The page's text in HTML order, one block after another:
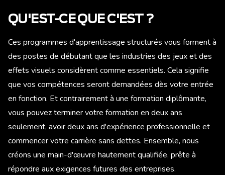
QU'EST-CE QUE C'EST ?
Ces programmes d'apprentissage structurés vous forment à
des postes de débutant que les industries des jeux et des
effets visuels considèrent comme essentiels. Cela signifie
que vos compétences seront demandées dès votre entrée
en fonction. Et contrairement à une formation diplômante,
vous pouvez terminer votre formation en deux ans
seulement, avoir deux ans d'expérience professionnelle et
commencer votre carrière sans dettes. Ensemble, nous
créons une main-d'œuvre hautement qualifiée, prête à
répondre aux exigences futures des entreprises.